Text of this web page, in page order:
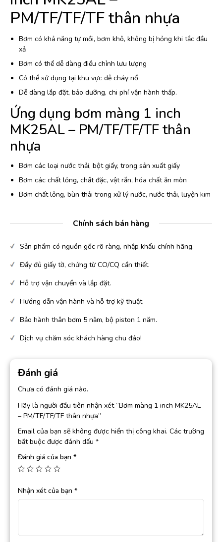
PM/TF/TF/TF thân nhựa
Bơm có khả năng tự mồi, bơm khô, không bị hỏng khi tắc đầu
xả
Bơm có thể dễ dàng điều chỉnh lưu lượng
Có thể sử dụng tại khu vực dễ cháy nổ
Dễ dàng lắp đặt, bảo dưỡng, chi phí vận hành thấp.
Ứng dụng bơm màng 1 inch
MK25AL – PM/TF/TF/TF thân
nhựa
Bơm các loại nước thải, bột giấy, trong sản xuất giấy
Bơm các chất lỏng, chất đặc, vật rắn, hóa chất ăn mòn
Bơm chất lỏng, bùn thải trong xử lý nước, nước thải, luyện kim
Chính sách bán hàng
Sản phẩm có nguồn gốc rõ ràng, nhập khẩu chính hãng.
Đầy đủ giấy tờ, chứng từ CO/CQ cần thiết.
Hỗ trợ vận chuyển và lắp đặt.
Hướng dẫn vận hành và hỗ trợ kỹ thuật.
Bảo hành thân bơm 5 năm, bộ piston 1 năm.
Dịch vụ chăm sóc khách hàng chu đáo!
Đánh giá
Chưa có đánh giá nào.
Hãy là người đầu tiên nhận xét “Bơm màng 1 inch MK25AL
– PM/TF/TF/TF thân nhựa”
Email của bạn sẽ không được hiển thị công khai. Các trường
bắt buộc được đánh dấu *
Đánh giá của bạn *
Nhận xét của bạn *